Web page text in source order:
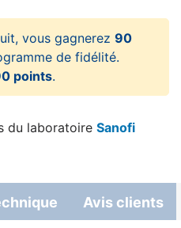
vous gagnerez 90
de fidélité.
points.
du laboratoire Sanofi
Avis clients